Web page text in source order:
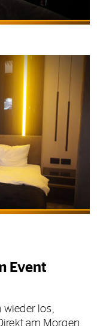
Event
wieder los,
am Morgen